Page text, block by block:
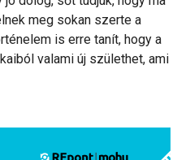
meg sokan szerte a
is erre tanít, hogy a
valami új születhet, ami